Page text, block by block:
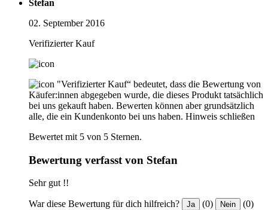
Stefan
02. September 2016
Verifizierter Kauf
"Verifizierter Kauf“ bedeutet, dass die Bewertung von
Käufer:innen abgegeben wurde, die dieses Produkt tatsächlich
bei uns gekauft haben. Bewerten können aber grundsätzlich
alle, die ein Kundenkonto bei uns haben. Hinweis schließen
Bewertet mit 5 von 5 Sternen.
Bewertung verfasst von Stefan
Sehr gut !!
War diese Bewertung für dich hilfreich? Ja (0) Nein (0)